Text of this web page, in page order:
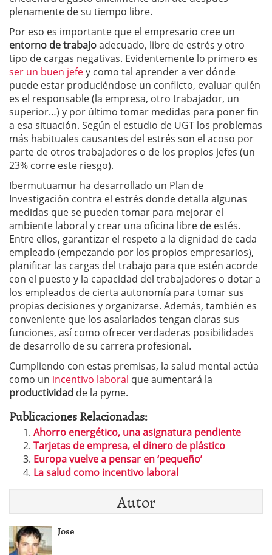
plenamente de su tiempo libre.
Por eso es importante que el empresario cree un
entorno de trabajoadecuado, libre de estrés y otro
tipo de cargas negativas. Evidentemente lo primero es
ser un buen jefey como tal aprender a ver dónde
puede estar produciéndose un conflicto, evaluar quién
es el responsable (la empresa, otro trabajador, un
superior…) y por último tomar medidas para poner fin
a esa situación. Según el estudio de UGT los problemas
más habituales causantes del estrés son el acoso por
parte de otros trabajadores o de los propios jefes (un
23% corre este riesgo).
Ibermutuamur ha desarrollado un Plan de
Investigación contra el estrés donde detalla algunas
medidas que se pueden tomar para mejorar el
ambiente laboral y crear una oficina libre de estés.
Entre ellos, garantizar el respeto a la dignidad de cada
empleado (empezando por los propios empresarios),
planificar las cargas del trabajo para que estén acorde
con el puesto y la capacidad del trabajadores o dotar a
los empleados de cierta autonomía para tomar sus
propias decisiones y organizarse. Además, también es
conveniente que los asalariados tengan claras sus
funciones, así como ofrecer verdaderas posibilidades
de desarrollo de su carrera profesional.
Cumpliendo con estas premisas, la salud mental actúa
como un incentivo laboral que aumentará la
productividad de la pyme.
Publicaciones Relacionadas:
Ahorro energético, una asignatura pendiente
Tarjetas de empresa, el dinero de plástico
Europa vuelve a pensar en ‘pequeño’
La salud como incentivo laboral
Autor
Jose